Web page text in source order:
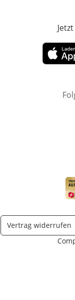
Öffnet
Vertrag widerrufen